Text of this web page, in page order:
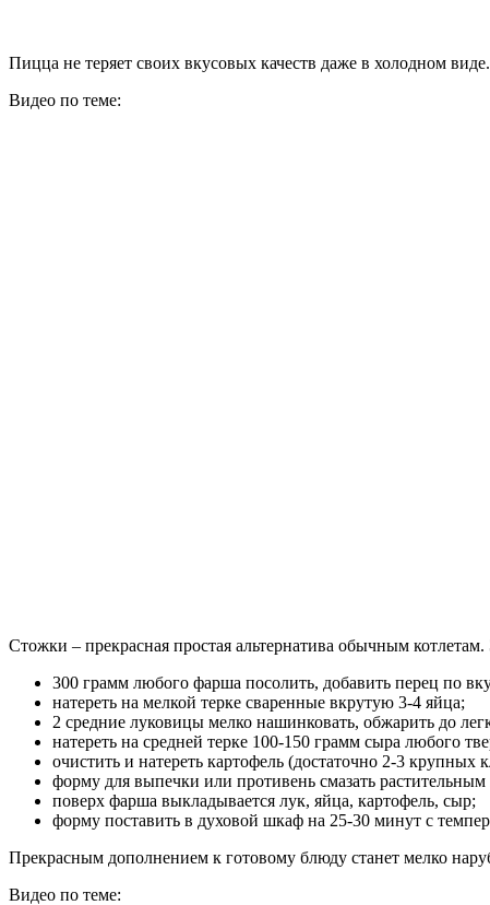
Пицца не теряет своих вкусовых качеств даже в холодном виде.
Видео по теме:
Стожки – прекрасная простая альтернатива обычным
300 грамм любого фарша посолить, добавить перец по
натереть на мелкой терке сваренные вкрутую 3-4 яйца;
2 средние луковицы мелко нашинковать, обжарить до
натереть на средней терке 100-150 грамм сыра любого
очистить и натереть картофель (достаточно 2-3 крупных
форму для выпечки или противень смазать
поверх фарша выкладывается лук, яйца, картофель, сыр;
форму поставить в духовой шкаф на 25-30 минут с
Прекрасным дополнением к готовому блюду станет мелко
Видео по теме: